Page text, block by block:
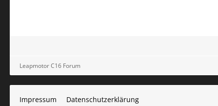
Leapmotor C16 Forum
Impressum
Datenschutzerklärung